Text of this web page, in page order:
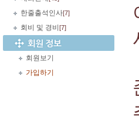
한줄출석인사[7]
회비 및 경비 [7]
회원보기
가입하기